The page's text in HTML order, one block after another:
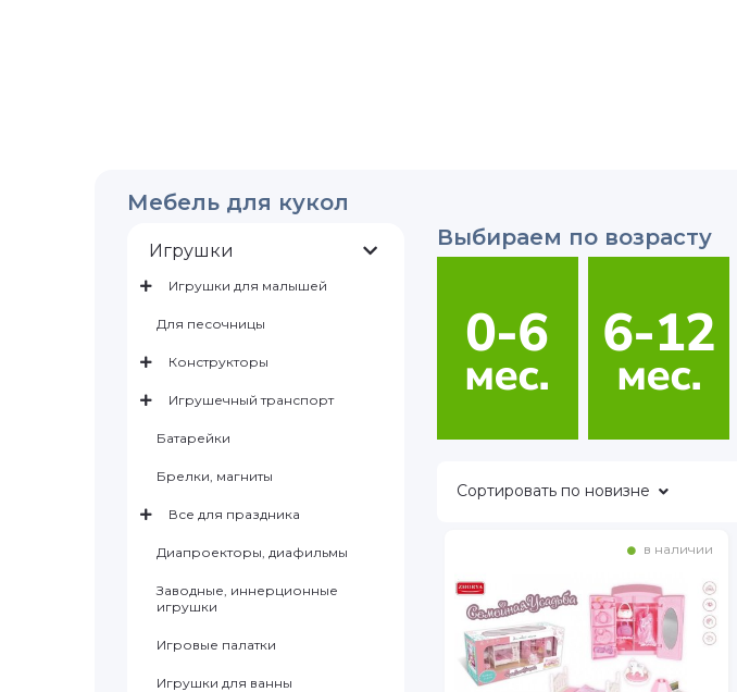
Мебель для кукол
Игрушки
Игрушки для малышей
Для песочницы
Конструкторы
Игрушечный транспорт
Батарейки
Брелки, магниты
Все для праздника
Диапроекторы, диафильмы
Заводные, иннерционные
игрушки
Игровые палатки
Игрушки для ванны
Выбираем по возрасту
Сортировать по новизне
в наличии